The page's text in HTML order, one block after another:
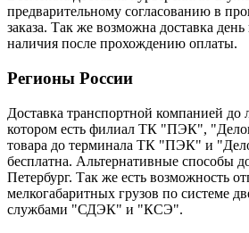
предварительному согласованию в
заказа. Так же возможна доставка день
наличия после прохождению оплаты.
Регионы России
Доставка транспортной компанией
котором есть филиал ТК "ПЭК",
товара до терминала ТК "ПЭК" и
бесплатна. Альтернативные способы
Петербург. Так же есть возможность
мелкогабаритных грузов по системе
службами "СДЭК" и "КСЭ".